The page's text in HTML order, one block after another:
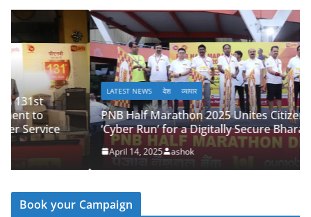
LATEST NEWS देश व्यापार
PNB Half Marathon 2025 Unites Citizens in a
‘Cyber Run’ for a Digitally Secure Bharat
ashok
Book your Campaign